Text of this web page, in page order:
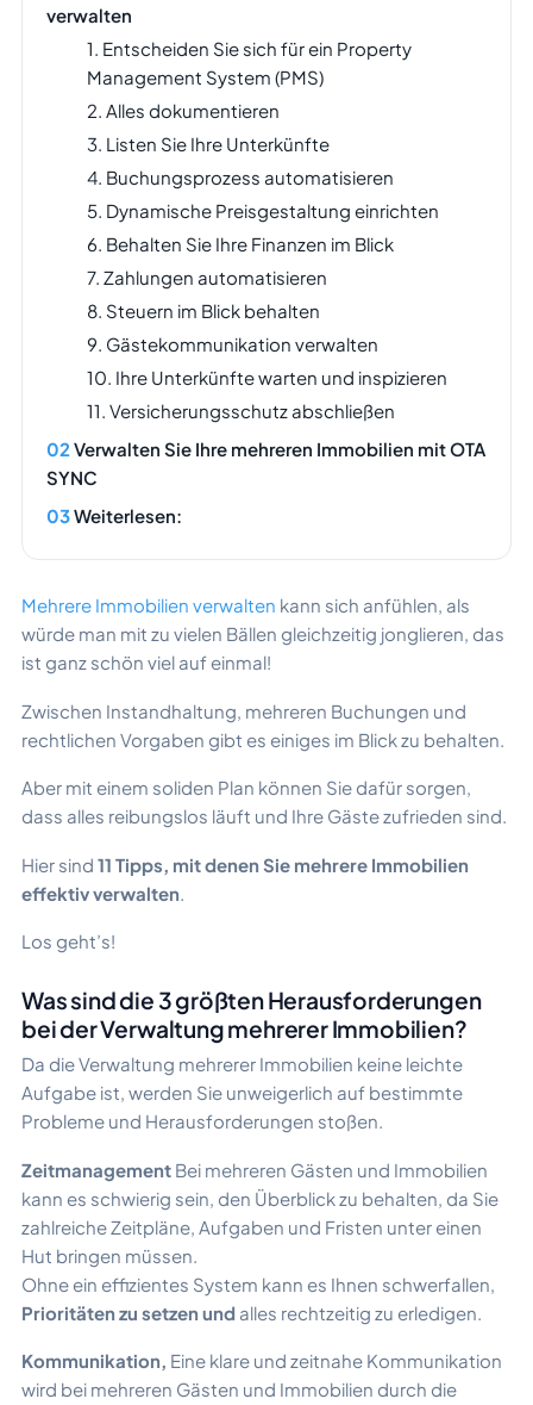
verwalten
1. Entscheiden Sie sich für ein Property
Management System (PMS)
2. Alles dokumentieren
3. Listen Sie Ihre Unterkünfte
4. Buchungsprozess automatisieren
5. Dynamische Preisgestaltung einrichten
6. Behalten Sie Ihre Finanzen im Blick
7. Zahlungen automatisieren
8. Steuern im Blick behalten
9. Gästekommunikation verwalten
10. Ihre Unterkünfte warten und inspizieren
11. Versicherungsschutz abschließen
Verwalten Sie Ihre mehreren Immobilien mit OTA
SYNC
Weiterlesen:
Mehrere Immobilien verwalten kann sich anfühlen, als
würde man mit zu vielen Bällen gleichzeitig jonglieren, das
ist ganz schön viel auf einmal!
Zwischen Instandhaltung, mehreren Buchungen und
rechtlichen Vorgaben gibt es einiges im Blick zu behalten.
Aber mit einem soliden Plan können Sie dafür sorgen,
dass alles reibungslos läuft und Ihre Gäste zufrieden sind.
Hier sind 11 Tipps, mit denen Sie mehrere Immobilien
effektiv verwalten.
Los geht’s!
Was sind die 3 größten Herausforderungen
bei der Verwaltung mehrerer Immobilien?
Da die Verwaltung mehrerer Immobilien keine leichte
Aufgabe ist, werden Sie unweigerlich auf bestimmte
Probleme und Herausforderungen stoßen.
Zeitmanagement Bei mehreren Gästen und Immobilien
kann es schwierig sein, den Überblick zu behalten, da Sie
zahlreiche Zeitpläne, Aufgaben und Fristen unter einen
Hut bringen müssen.
Ohne ein effizientes System kann es Ihnen schwerfallen,
Prioritäten zu setzen und alles rechtzeitig zu erledigen.
Kommunikation, Eine klare und zeitnahe Kommunikation
wird bei mehreren Gästen und Immobilien durch die